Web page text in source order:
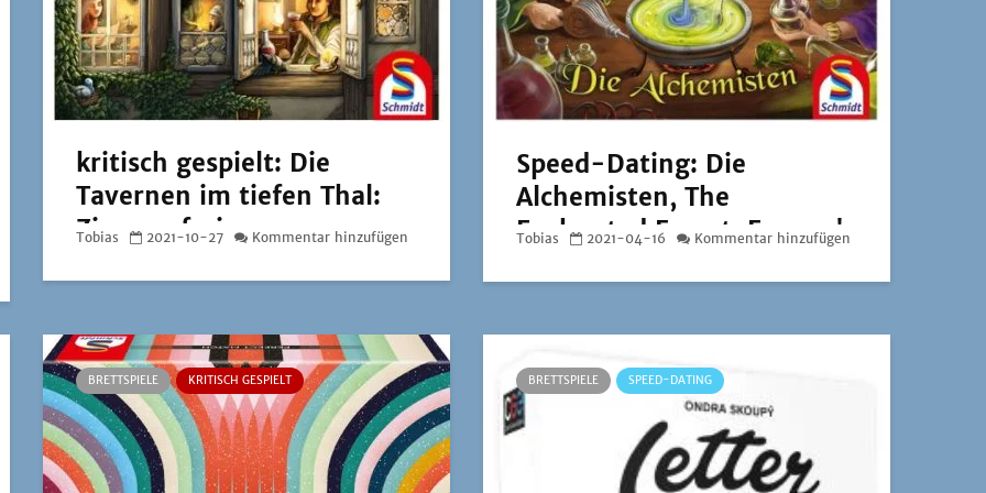
kritisch gespielt: Die
Tavernen im tiefen Thal:
Zimmer frei
Tobias 2021-10-27 Kommentar hinzufügen
Speed-Dating: Die
Alchemisten, The
Enchanted Forest, Farmer's
Tobias 2021-04-16 Kommentar hinzufügen
BRETTSPIELE KRITISCH GESPIELT BRETTSPIELE SPEED-DATING